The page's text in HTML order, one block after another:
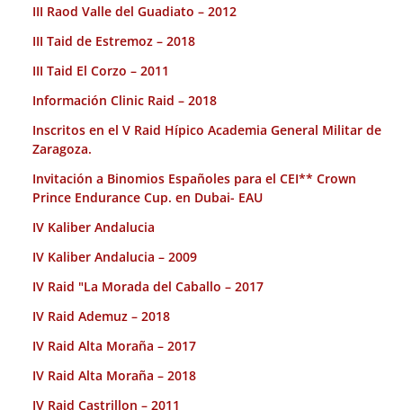
III Raod Valle del Guadiato – 2012
III Taid de Estremoz – 2018
III Taid El Corzo – 2011
Información Clinic Raid – 2018
Inscritos en el V Raid Hípico Academia General Militar de
Zaragoza.
Invitación a Binomios Españoles para el CEI** Crown
Prince Endurance Cup. en Dubai- EAU
IV Kaliber Andalucia
IV Kaliber Andalucia – 2009
IV Raid "La Morada del Caballo – 2017
IV Raid Ademuz – 2018
IV Raid Alta Moraña – 2017
IV Raid Alta Moraña – 2018
IV Raid Castrillon – 2011